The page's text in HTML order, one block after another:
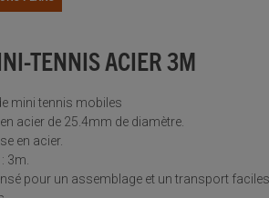
TENNIS ACIER 3M
mini tennis mobiles
acier de 25.4mm de diamètre.
en acier.
3m.
pour un assemblage et un transport